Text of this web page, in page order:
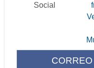
Social